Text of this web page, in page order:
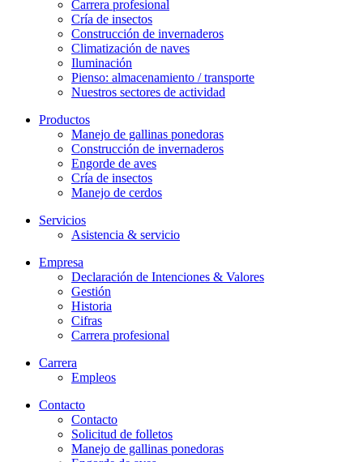
Carrera profesional
Cría de insectos
Construcción de invernaderos
Climatización de naves
Iluminación
Pienso: almacenamiento / transporte
Nuestros sectores de actividad
Productos
Manejo de gallinas ponedoras
Construcción de invernaderos
Engorde de aves
Cría de insectos
Manejo de cerdos
Servicios
Asistencia & servicio
Empresa
Declaración de Intenciones & Valores
Gestión
Historia
Cifras
Carrera profesional
Carrera
Empleos
Contacto
Contacto
Solicitud de folletos
Manejo de gallinas ponedoras